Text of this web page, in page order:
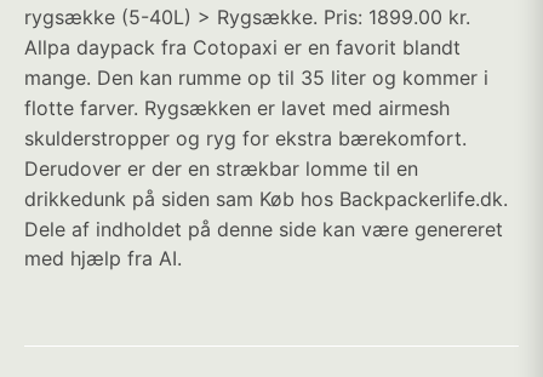
rygsække (5-40L) > Rygsække. Pris: 1899.00 kr.
Allpa daypack fra Cotopaxi er en favorit blandt
mange. Den kan rumme op til 35 liter og kommer i
flotte farver. Rygsækken er lavet med airmesh
skulderstropper og ryg for ekstra bærekomfort.
Derudover er der en strækbar lomme til en
drikkedunk på siden sam Køb hos Backpackerlife.dk.
Dele af indholdet på denne side kan være genereret
med hjælp fra AI.